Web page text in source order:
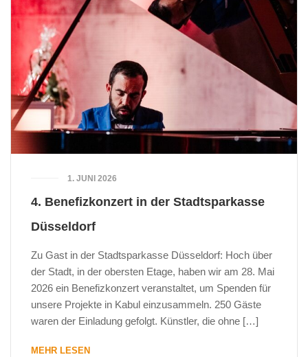
1. JUNI 2026
4. Benefizkonzert in der Stadtsparkasse
Düsseldorf
Zu Gast in der Stadtsparkasse Düsseldorf: Hoch über
der Stadt, in der obersten Etage, haben wir am 28. Mai
2026 ein Benefizkonzert veranstaltet, um Spenden für
unsere Projekte in Kabul einzusammeln. 250 Gäste
waren der Einladung gefolgt. Künstler, die ohne […]
MEHR LESEN